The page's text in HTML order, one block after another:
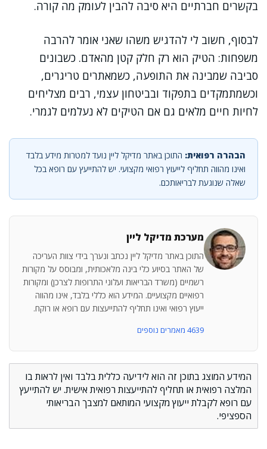
בקשרים חברתיים היא סיבה להבין לעומק מה קורה.
לבסוף, חשוב לי להדגיש משהו שאני אומר להרבה
משפחות: הטיק הוא רק חלק קטן מהאדם. כשבונים
סביבה שמבינה את התופעה, כשמאתרים טריגרים,
וכשמתמקדים בתפקוד ובביטחון עצמי, רבים מצליחים
לחיות חיים מלאים גם אם הטיקים לא נעלמים לגמרי.
הבהרה רפואית: התוכן באתר מדיקל ליין נועד למטרות מידע בלבד
ואינו מהווה תחליף לייעוץ רפואי מקצועי. יש להתייעץ עם רופא בכל
שאלה שנוגעת לבריאותכם.
מערכת מדיקל ליין
התוכן באתר מדיקל ליין נכתב ונערך בידי צוות העריכה
של האתר בסיוע כלי בינה מלאכותית, ומבוסס על מקורות
רשמיים (משרד הבריאות ועלוני התרופות לצרכן) ומקורות
רפואיים מקצועיים. המידע הוא כללי בלבד, אינו מהווה
ייעוץ רפואי ואינו תחליף להתייעצות עם רופא או רוקח.
4639 מאמרים נוספים
המידע המוצג בתוכן זה הוא לידיעה כללית בלבד ואין לראות בו
המלצה רפואית או תחליף להתייעצות רפואית אישית. יש להתייעץ
עם רופא לקבלת ייעוץ מקצועי המותאם למצבך הבריאותי
הספציפי.